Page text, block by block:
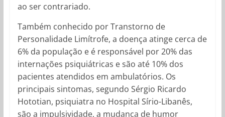
ao ser contrariado.
Também conhecido por Transtorno de
Personalidade Limítrofe, a doença atinge cerca de
6% da população e é responsável por 20% das
internações psiquiátricas e são até 10% dos
pacientes atendidos em ambulatórios. Os
principais sintomas, segundo Sérgio Ricardo
Hototian, psiquiatra no Hospital Sírio-Libanês,
são a impulsividade, a mudança de humor